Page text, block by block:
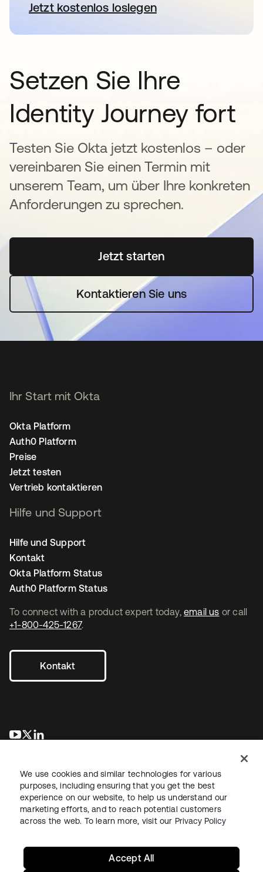
Jetzt kostenlos loslegen
wird in einer neuen
Setzen Sie Ihre
Identity Journey fort
Testen Sie Okta jetzt kostenlos – oder
vereinbaren Sie einen Termin mit
unserem Team, um über Ihre konkreten
Anforderungen zu sprechen.
Jetzt startenwird in einer neuen
Kontaktieren Sie uns
To connect with a product expert today, email us or call
+1-800-425-1267.
Kontakt
wird in einer neuen Registerkarte geöffnet
wird in einer neuen Registerkarte geöffnet
Ihr Start mit Okta
Okta Platform
Auth0 Platform
Preise
Jetzt testen
Vertrieb kontaktieren
Hilfe und Support
Hilfe und Support
Kontakt
Okta Platform Status
Auth0 Platform Status
RechtDatenschutzrichtlinieNutzungsbedingungenSicherheit
We use cookies and similar technologies for various
purposes, including ensuring that you get the best
experience on our website, to help us understand our
marketing efforts, and to reach potential customers
across the web. To learn more, visit our Privacy Policy
Accept All